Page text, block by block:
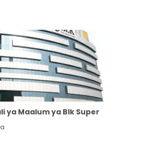
ya Maalum ya Blk Super